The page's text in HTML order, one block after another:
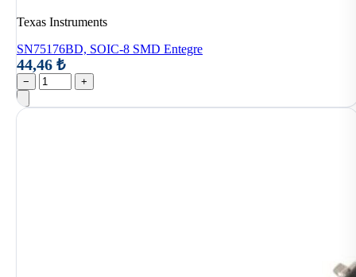
Texas Instruments
SN75176BD, SOIC-8 SMD Entegre
44,46 ₺
− +